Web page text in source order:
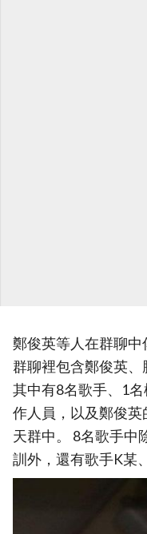
鄭俊英等人在群聊中
群聊裡包含鄭俊英、
其中有8名歌手、1
作人員，以及鄭俊
天群中。 8名歌手中
訓外，還有歌手K某